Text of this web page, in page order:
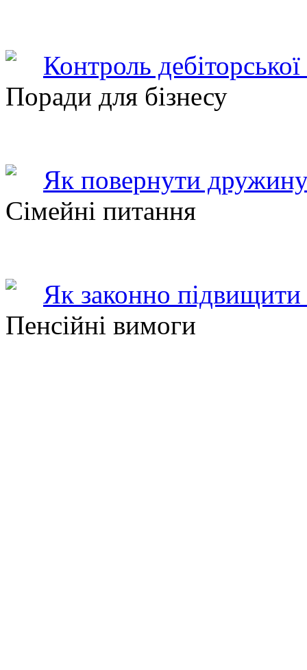
Контроль
Поради для бізнесу
Як повернути
Сімейні питання
Як законно підвищити
Пенсійні вимоги